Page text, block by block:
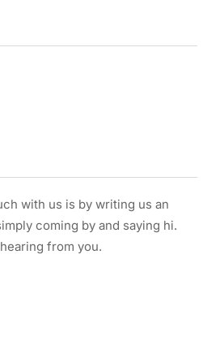
with us is by writing us an
coming by and saying hi.
from you.